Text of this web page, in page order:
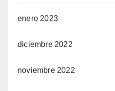
enero 2023
diciembre 2022
noviembre 2022